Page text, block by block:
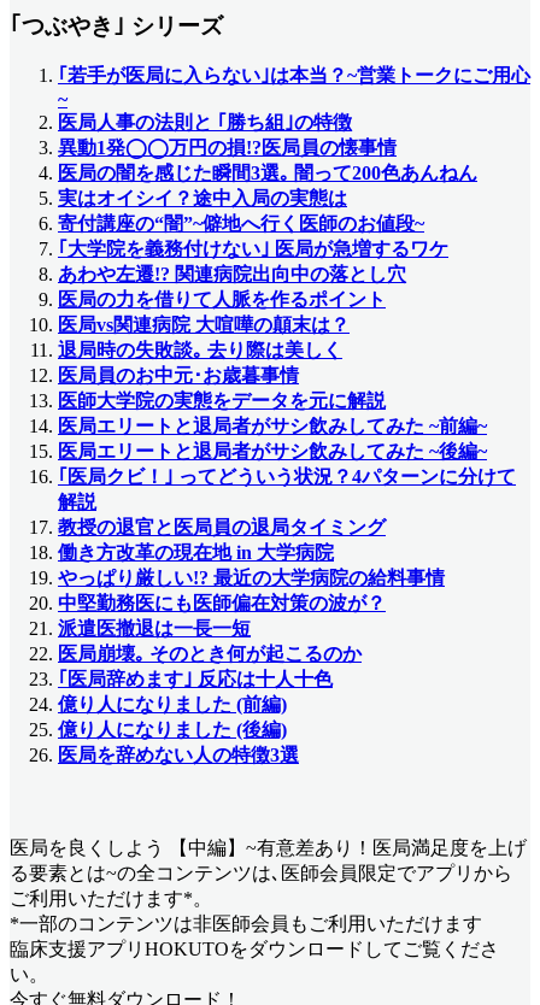
｢つぶやき｣ シリーズ
｢若手が医局に入らない｣は本当？~営業トークにご用心
~
医局人事の法則と ｢勝ち組｣の特徴
異動1発◯◯万円の損!?医局員の懐事情
医局の闇を感じた瞬間3選｡ 闇って200色あんねん
実はオイシイ？途中入局の実態は
寄付講座の“闇”~僻地へ行く医師のお値段~
｢大学院を義務付けない｣ 医局が急増するワケ
あわや左遷!? 関連病院出向中の落とし穴
医局の力を借りて人脈を作るポイント
医局vs関連病院 大喧嘩の顛末は？
退局時の失敗談｡ 去り際は美しく
医局員のお中元･お歳暮事情
医師大学院の実態をデータを元に解説
医局エリートと退局者がサシ飲みしてみた ~前編~
医局エリートと退局者がサシ飲みしてみた ~後編~
｢医局クビ！｣ ってどういう状況？4パターンに分けて
解説
教授の退官と医局員の退局タイミング
働き方改革の現在地 in 大学病院
やっぱり厳しい!? 最近の大学病院の給料事情
中堅勤務医にも医師偏在対策の波が？
派遣医撤退は一長一短
医局崩壊｡ そのとき何が起こるのか
｢医局辞めます｣ 反応は十人十色
億り人になりました (前編)
億り人になりました (後編)
医局を辞めない人の特徴3選
医局を良くしよう 【中編】~有意差あり！医局満足度を上げ
る要素とは~の全コンテンツは､医師会員限定でアプリから
ご利用いただけます*。
*一部のコンテンツは非医師会員もご利用いただけます
臨床支援アプリHOKUTOをダウンロードしてご覧くださ
い。
今すぐ無料ダウンロード！